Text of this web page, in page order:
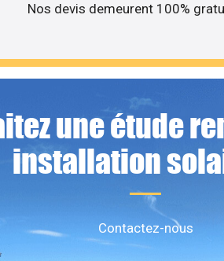
Nos devis demeurent 100%
une étude
installation
Contactez-nous